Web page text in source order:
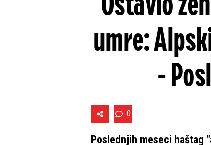
umre:
-
0
Poslednjih meseci haštag